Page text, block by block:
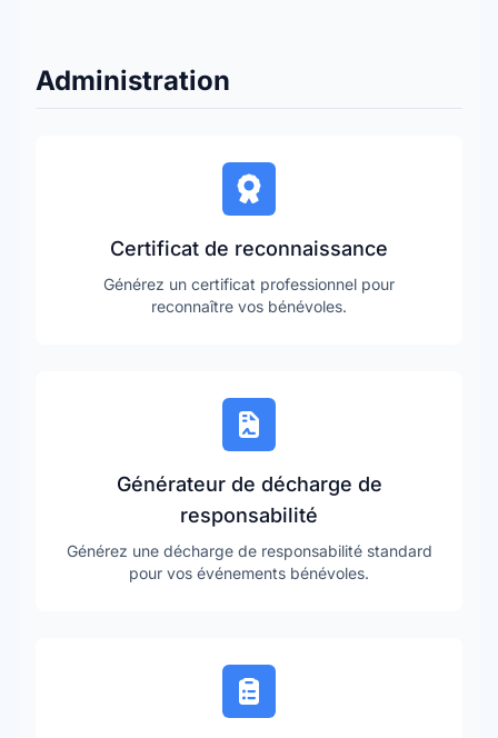
Administration
Certificat de reconnaissance
Générez un certificat professionnel pour
reconnaître vos bénévoles.
Générateur de décharge de
responsabilité
Générez une décharge de responsabilité standard
pour vos événements bénévoles.